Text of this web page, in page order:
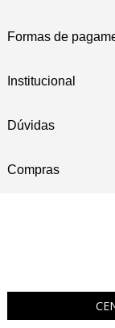
Formas de
Institucional
Dúvidas
Compras